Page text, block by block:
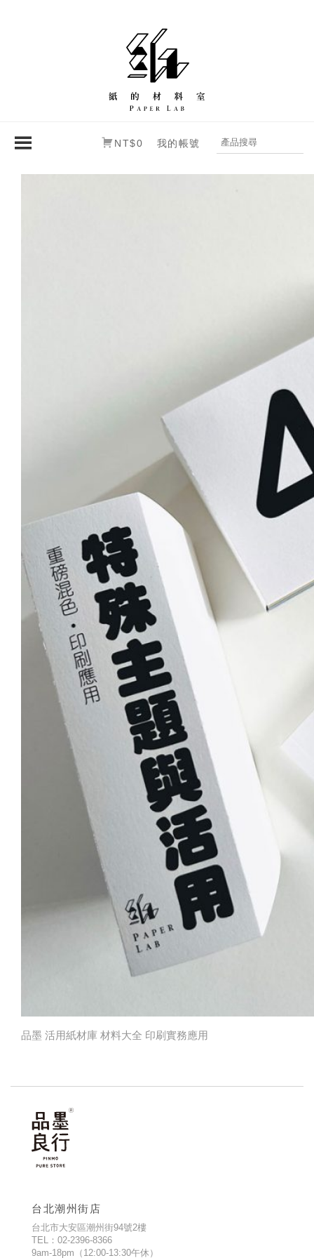
NT$0 我的帳號
品墨 活用紙材庫 材料大全 印刷實務應用
台北潮州街店
台北市大安區潮州街94號2樓
TEL：02-2396-8366
9am-18pm（12:00-13:30午休）